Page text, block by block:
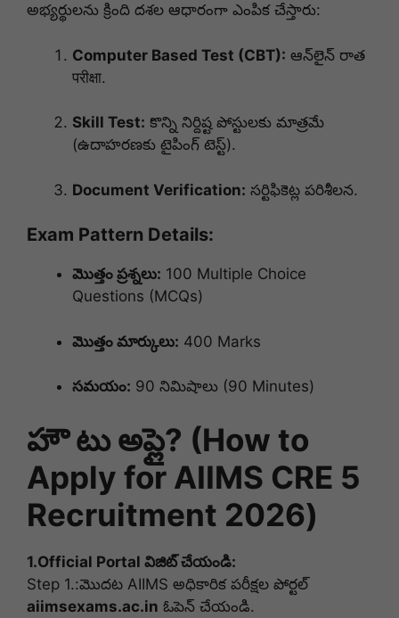
అభ్యర్థులను క్రింది దశల ఆధారంగా ఎంపిక చేస్తారు:
Computer Based Test (CBT): ఆన్‌లైన్ రాత
परीक्षा.
Skill Test: కొన్ని నిర్దిష్ట పోస్టులకు మాత్రమే
(ఉదాహరణకు టైపింగ్ టెస్ట్).
Document Verification: సర్టిఫికెట్ల పరిశీలన.
Exam Pattern Details:
మొత్తం ప్రశ్నలు: 100 Multiple Choice
Questions (MCQs)
మొత్తం మార్కులు: 400 Marks
సమయం: 90 నిమిషాలు (90 Minutes)
హౌ టు అప్లై? (How to
Apply for AIIMS CRE 5
Recruitment 2026)
1.Official Portal విజిట్ చేయండి:
Step 1.:మొదట AIIMS అధికారిక పరీక్షల పోర్టల్
aiimsexams.ac.in ఓపెన్ చేయండి.